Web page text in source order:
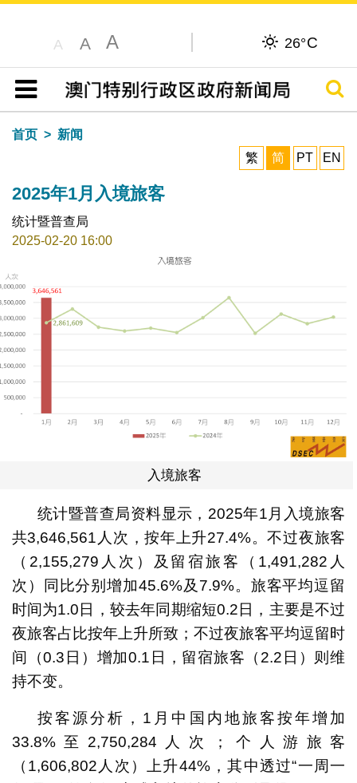
A A A 26°C
目录
搜寻
首页
新闻
繁
简 PT EN
2025年1月入境旅客
统计暨普查局
2025-02-20 16:00
入境旅客
统计暨普查局资料显示，2025年1月入境旅客
共3,646,561人次，按年上升27.4%。不过夜旅客
（2,155,279人次）及留宿旅客（1,491,282人
次）同比分别增加45.6%及7.9%。旅客平均逗留
时间为1.0日，较去年同期缩短0.2日，主要是不过
夜旅客占比按年上升所致；不过夜旅客平均逗留时
间（0.3日）增加0.1日，留宿旅客（2.2日）则维
持不变。
按客源分析，1月中国内地旅客按年增加
33.8%至2,750,284人次；个人游旅客
（1,606,802人次）上升44%，其中透过“一周一